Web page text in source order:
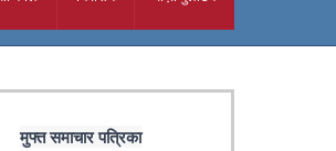
मुफ्त समाचार पत्रिका